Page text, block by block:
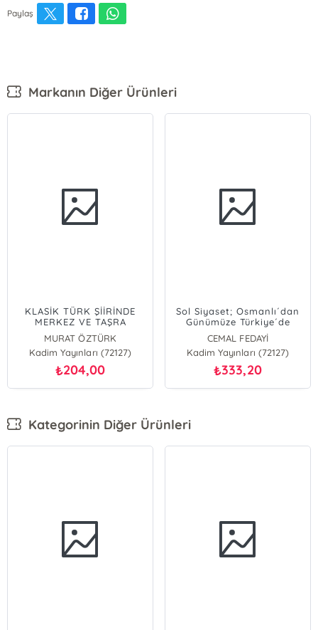
Paylaş
Markanın Diğer Ürünleri
KLASİK TÜRK ŞİİRİNDE
MERKEZ VE TAŞRA
MURAT ÖZTÜRK
Kadim Yayınları (72127)
₺204,00
Sol Siyaset; Osmanlı´dan
Günümüze Türkiye´de
CEMAL FEDAYİ
Kadim Yayınları (72127)
₺333,20
Kategorinin Diğer Ürünleri